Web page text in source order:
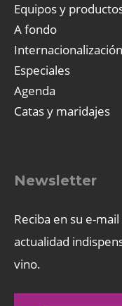
Equipos y
A fondo
Internacionalización
Especiales
Agenda
Catas y maridajes
Newsletter
Reciba en su e-
actualidad
vino.